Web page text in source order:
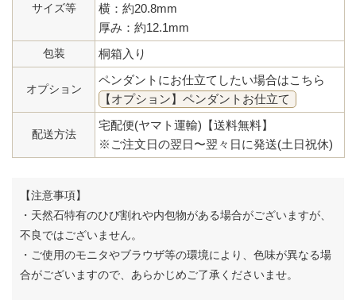
サイズ等
横：約20.8mm
厚み：約12.1mm
包装
桐箱入り
オプション
ペンダントにお仕立てしたい場合はこちら
【オプション】ペンダントお仕立て
配送方法
宅配便(ヤマト運輸)【送料無料】
※ご注文日の翌日〜翌々日に発送(土日祝休)
【注意事項】
・天然石特有のひび割れや内包物がある場合がございますが、
不良ではございません。
・ご使用のモニタやブラウザ等の環境により、色味が異なる場
合がございますので、あらかじめご了承くださいませ。